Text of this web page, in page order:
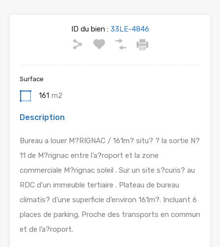
ID du bien :33LE-4846
Surface
161 m2
Description
Bureau a louer M?RIGNAC / 161m? situ? ? la sortie N?
11 de M?rignac entre l’a?roport et la zone
commerciale M?rignac soleil . Sur un site s?curis? au
RDC d’un immeuble tertiaire . Plateau de bureau
climatis? d’une superficie d’environ 161m?. Incluant 6
places de parking. Proche des transports en commun
et de l’a?roport.